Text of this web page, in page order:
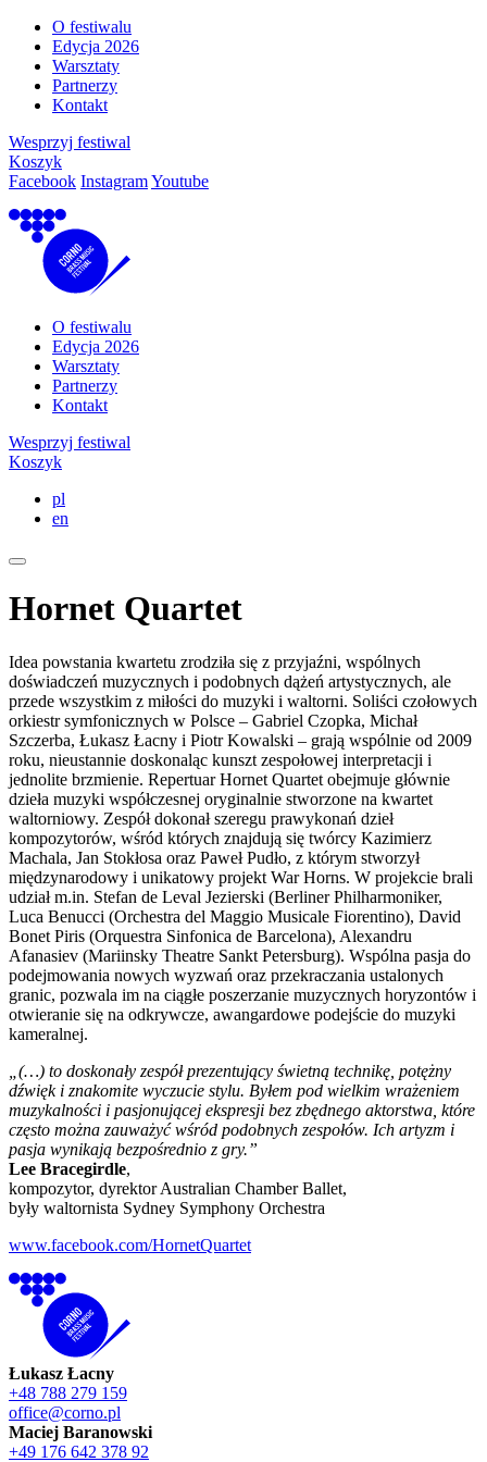
O festiwalu
Edycja 2026
Warsztaty
Partnerzy
Kontakt
Wesprzyj festiwal
Koszyk
Facebook InstagramYoutube
O festiwalu
Edycja 2026
Warsztaty
Partnerzy
Kontakt
Wesprzyj festiwal
Koszyk
pl
en
Hornet Quartet
Idea powstania kwartetu zrodziła się z przyjaźni, wspólnych
doświadczeń muzycznych i podobnych dążeń artystycznych, ale
przede wszystkim z miłości do muzyki i waltorni. Soliści czołowych
orkiestr symfonicznych w Polsce – Gabriel Czopka, Michał
Szczerba, Łukasz Łacny i Piotr Kowalski – grają wspólnie od 2009
roku, nieustannie doskonaląc kunszt zespołowej interpretacji i
jednolite brzmienie. Repertuar Hornet Quartet obejmuje głównie
dzieła muzyki współczesnej oryginalnie stworzone na kwartet
waltorniowy. Zespół dokonał szeregu prawykonań dzieł
kompozytorów, wśród których znajdują się twórcy Kazimierz
Machala, Jan Stokłosa oraz Paweł Pudło, z którym stworzył
międzynarodowy i unikatowy projekt War Horns. W projekcie brali
udział m.in. Stefan de Leval Jezierski (Berliner Philharmoniker,
Luca Benucci (Orchestra del Maggio Musicale Fiorentino), David
Bonet Piris (Orquestra Sinfonica de Barcelona), Alexandru
Afanasiev (Mariinsky Theatre Sankt Petersburg). Wspólna pasja do
podejmowania nowych wyzwań oraz przekraczania ustalonych
granic, pozwala im na ciągłe poszerzanie muzycznych horyzontów i
otwieranie się na odkrywcze, awangardowe podejście do muzyki
kameralnej.
„(…) to doskonały zespół prezentujący świetną technikę, potężny
dźwięk i znakomite wyczucie stylu. Byłem pod wielkim wrażeniem
muzykalności i pasjonującej ekspresji bez zbędnego aktorstwa, które
często można zauważyć wśród podobnych zespołów. Ich artyzm i
pasja wynikają bezpośrednio z gry.”
Lee Bracegirdle,
kompozytor, dyrektor Australian Chamber Ballet,
były waltornista Sydney Symphony Orchestra
www.facebook.com/HornetQuartet
Łukasz Łacny
+48 788 279 159
office@corno.pl
Maciej Baranowski
+49 176 642 378 92